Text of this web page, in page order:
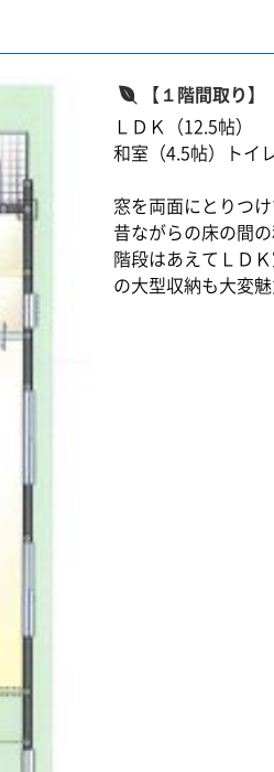
【１階間取り】
ＬＤＫ（12.5帖）
和室（4.5帖）トイ
窓を両面にとりつ
昔ながらの床の間
階段はあえてＬＤ
の大型収納も大変魅